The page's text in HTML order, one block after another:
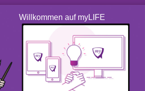
geringsten in Europa. Bei derart
für Bareinlagen schrumpft damit
des Landes.
Willkommen auf myLIFE